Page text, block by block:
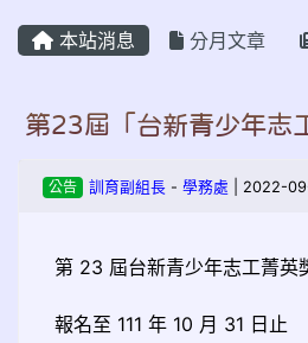
本站消息 分月文章
第23屆「台新青少年志
公告 訓育副組長- 學務處 | 2022-
第 23 屆台新青少年志工菁英
報名至 111 年 10 月 31 日止